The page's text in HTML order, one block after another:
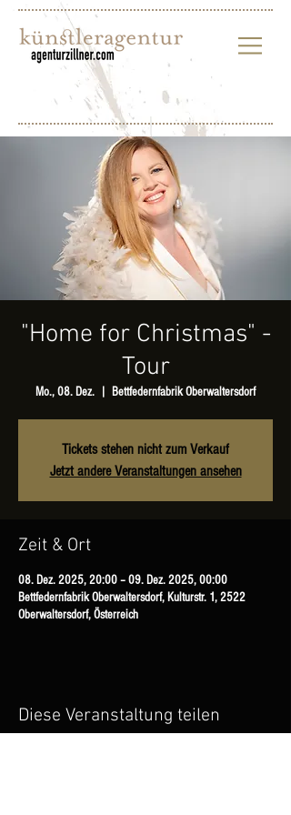
"Home for Christmas" -
Tour
Mo., 08. Dez. Bettfedernfabrik Oberwaltersdorf
Tickets stehen nicht zum Verkauf
Jetzt andere Veranstaltungen ansehen
Zeit & Ort
08. Dez. 2025, 20:00 – 09. Dez. 2025, 00:00
Bettfedernfabrik Oberwaltersdorf, Kulturstr. 1, 2522
Oberwaltersdorf, Österreich
Diese Veranstaltung teilen